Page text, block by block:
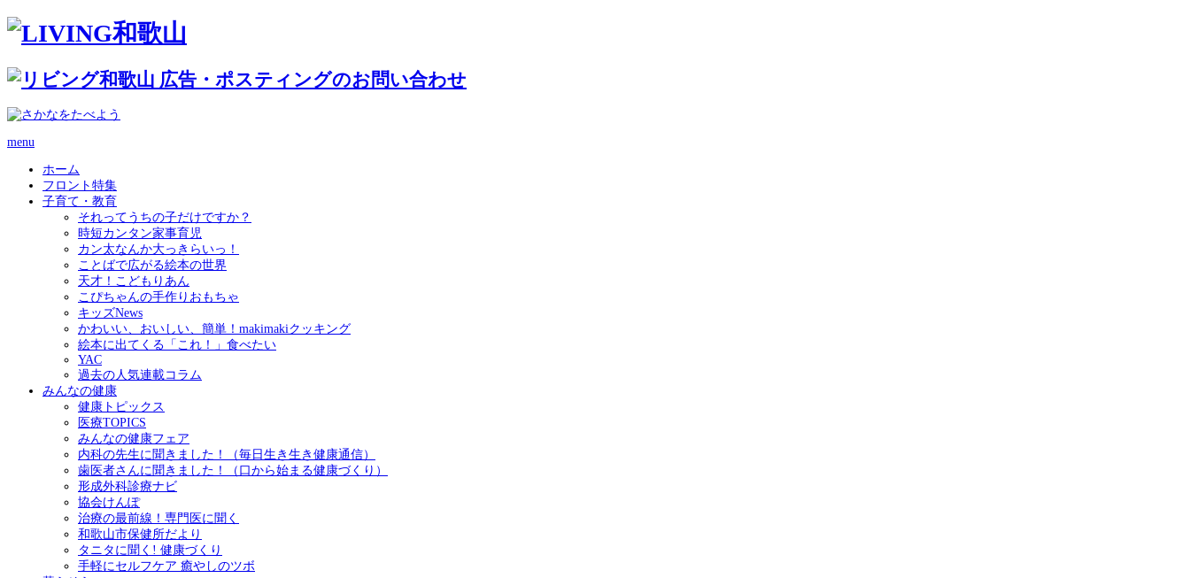
menu
ホーム
フロント特集
子育て・教育
それってうちの子だけですか？
時短カンタン家事育児
カン太なんか大っきらいっ！
ことばで広がる絵本の世界
天才！こどもりあん
こぴちゃんの手作りおもちゃ
キッズNews
かわいい、おいしい、簡単！makimakiクッキング
絵本に出てくる「これ！」食べたい
YAC
過去の人気連載コラム
みんなの健康
健康トピックス
医療TOPICS
みんなの健康フェア
内科の先生に聞きました！（毎日生き生き健康通信）
歯医者さんに聞きました！（口から始まる健康づくり）
形成外科診療ナビ
協会けんぽ
治療の最前線！専門医に聞く
和歌山市保健所だより
タニタに聞く! 健康づくり
手軽にセルフケア 癒やしのツボ